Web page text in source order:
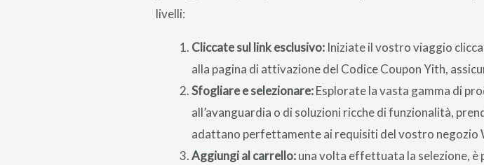
livelli:
Cliccate sul link esclusivo: Iniziate il vostro viaggio
alla pagina di attivazione del Codice Coupon Yith,
Sfogliare e selezionare:Esplorate la vasta gamma di
all’avanguardia o di soluzioni ricche di funzionalità,
adattano perfettamente ai requisiti del vostro negozio
Aggiungi al carrello:una volta effettuata la selezione,